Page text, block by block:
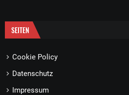
SEITEN
Cookie Policy
Datenschutz
Impressum